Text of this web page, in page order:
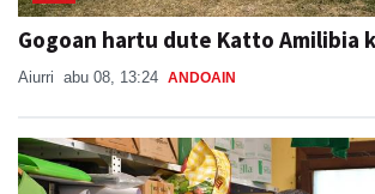
Gogoan hartu dute Katto Amilibia
Aiurri abu 08, 13:24 ANDOAIN